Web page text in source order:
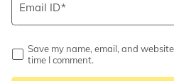
Email ID
Save my name, email, and
time I comment.